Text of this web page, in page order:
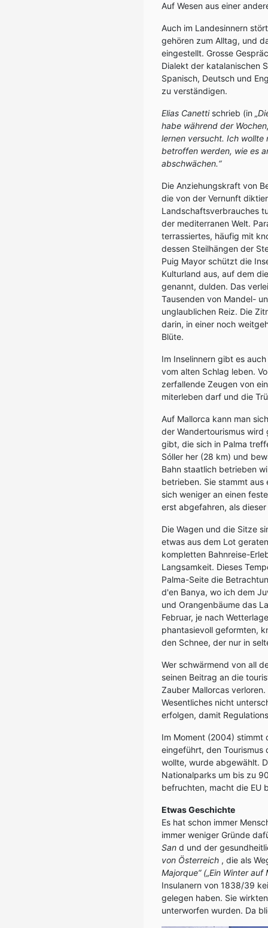
Auf Wesen aus einer
Auch im Landesinnern
gehören zum Alltag, und
eingestellt. Grosse
Dialekt der katalanischen
Spanisch, Deutsch und
zu verständigen.
Elias Canetti schrieb (in
habe während der
lernen versucht. Ich wollte
betroffen werden, wie es
abschwächen.“
Die Anziehungskraft von
die von der Vernunft
Landschaftsverbrauches
der mediterranen Welt.
terrassiertes, häufig mit
dessen Steilhängen der
Puig Mayor schützt die
Kulturland aus, auf dem
genannt, dulden. Das
Tausenden von Mandel-
unglaublichen Reiz. Die
darin, in einer noch
Blüte.
Im Inselinnern gibt es
vom alten Schlag leben.
zerfallende Zeugen von
miterleben darf und die
Auf Mallorca kann man
der Wandertourismus wird
gibt, die sich in Palma
Sóller her (28 km) und
Bahn staatlich betrieben
betrieben. Sie stammt aus
sich weniger an einen
erst abgefahren, als
Die Wagen und die Sitze
etwas aus dem Lot
kompletten Bahnreise-
Langsamkeit. Dieses
Palma-Seite die
d'en Banya, wo ich dem
und Orangenbäume das
Februar, je nach
phantasievoll geformten,
den Schnee, der nur in
Wer schwärmend von all
seinen Beitrag an die
Zauber Mallorcas
Wesentliches nicht
erfolgen, damit
Im Moment (2004) stimmt
eingeführt, den
wollte, wurde abgewählt.
Nationalparks um bis zu
befruchten, macht die EU
Etwas Geschichte
Es hat schon immer
immer weniger Gründe
San d und der
von Österreich , die als
Majorque“ („Ein Winter auf
Insulanern von 1838/39
gelegen haben. Sie
unterworfen wurden. Da